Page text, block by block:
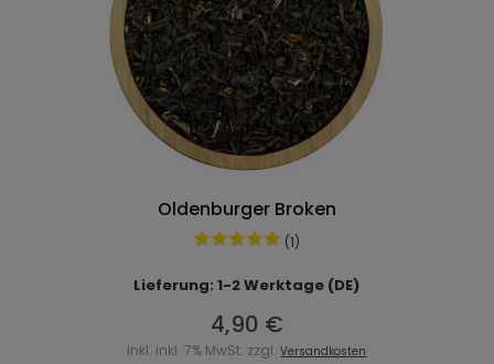
Oldenburger Broken
(1)
Lieferung: 1-2 Werktage (DE)
4,90 €
inkl. inkl. 7% MwSt. zzgl.Versandkosten